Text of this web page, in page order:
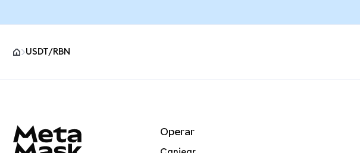
USDT/RBN
Operar